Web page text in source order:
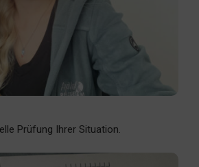
Prüfung Ihrer Situation.